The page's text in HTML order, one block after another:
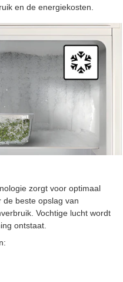
en de energiekosten.
zorgt voor optimaal
beste opslag van
Vochtige lucht wordt
ontstaat.